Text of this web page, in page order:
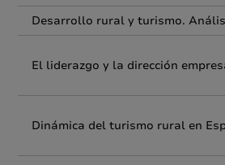
Desarrollo rural y turismo.
El liderazgo y la dirección
Dinámica del turismo rural en